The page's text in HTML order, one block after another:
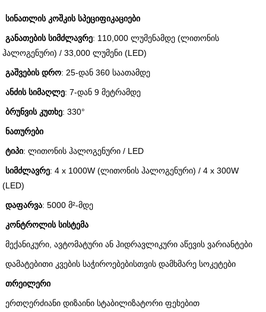
სინათლის კოშკის სპეციფიკაციები
განათების სიმძლავრე: 110,000 ლუმენამდე (ლითონის
ჰალოგენური) / 33,000 ლუმენი (LED)
გაშვების დრო: 25-დან 360 საათამდე
ანძის სიმაღლე: 7-დან 9 მეტრამდე
ბრუნვის კუთხე: 330°
ნათურები
ტიპი: ლითონის ჰალოგენური / LED
სიმძლავრე: 4 x 1000W (ლითონის ჰალოგენური) / 4 x 300W
(LED)
დაფარვა: 5000 მ²-მდე
კონტროლის სისტემა
მექანიკური, ავტომატური ან ჰიდრავლიკური აწევის ვარიანტები
დამატებითი კვების საჭიროებებისთვის დამხმარე სოკეტები
თრეილერი
ერთღერძიანი დიზაინი სტაბილიზატორი ფეხებით